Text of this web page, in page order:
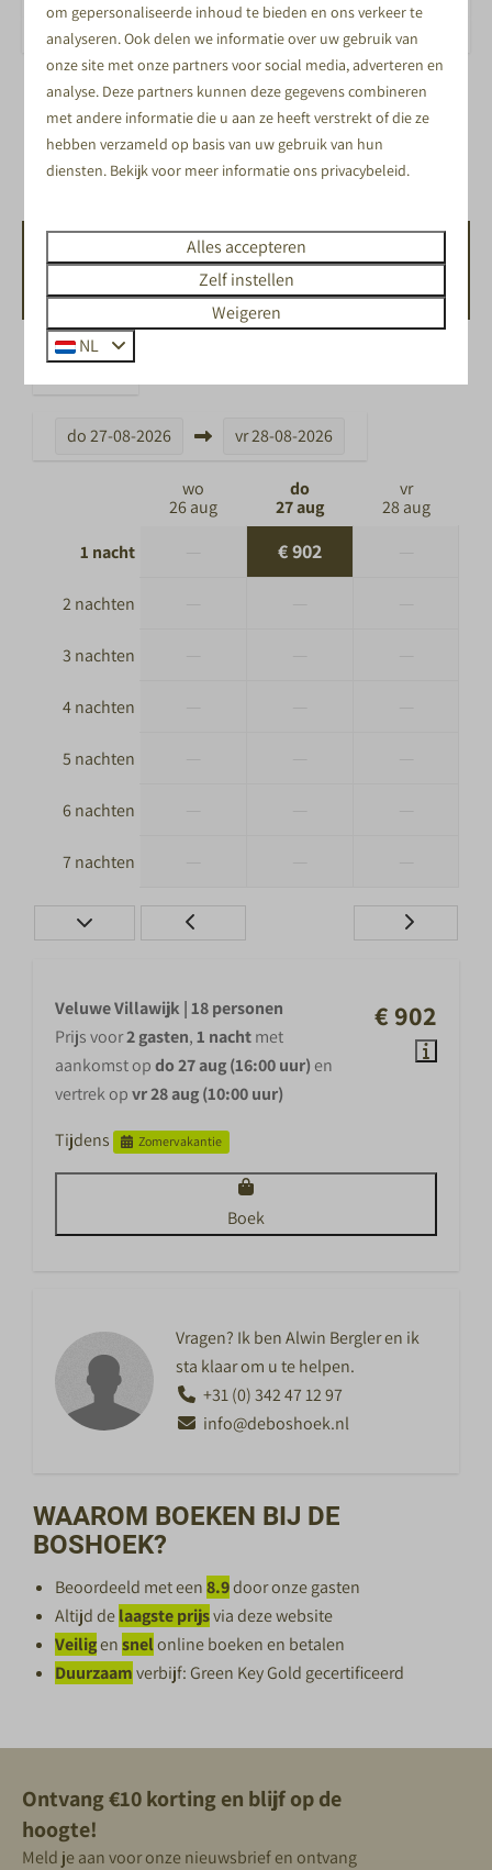
Gashaard
Privé Sauna’s
Finse Grill Kota
BESCHIKBAARHEID EN PRIJS
2 gasten
do27-08-2026 vr28-08-2026
wo
26 aug
do
27 aug
vr
28 aug
1 nacht
€ 902
2 nachten
3 nachten
4 nachten
5 nachten
6 nachten
7 nachten
€ 902
Veluwe Villawijk | 18 personen
Prijs voor2 gasten,1 nachtmet
aankomst opdo 27 aug (16:00 uur) en
vertrek opvr 28 aug (10:00 uur)
Tijdens
Zomervakantie
Boek
Vragen? Ik ben Alwin Bergler en ik
sta klaar om u te helpen.
+31 (0) 342 47 12 97
info@deboshoek.nl
WAAROM BOEKEN BIJ DE
BOSHOEK?
Beoordeeld met een8.9door onze gasten
Altijd delaagste prijsvia deze website
Veiligensnelonline boeken en betalen
Duurzaamverbijf: Green Key Gold gecertificeerd
Ontvang €10 korting en blijf op de
hoogte!
Meld je aan voor onze nieuwsbrief en ontvang
om gepersonaliseerde inhoud te bieden en ons verkeer te
analyseren. Ook delen we informatie over uw gebruik van
onze site met onze partners voor social media, adverteren en
analyse. Deze partners kunnen deze gegevens combineren
met andere informatie die u aan ze heeft verstrekt of die ze
hebben verzameld op basis van uw gebruik van hun
diensten. Bekijk voor meer informatie ons privacybeleid.
Alles accepteren
Zelf instellen
Weigeren
NL